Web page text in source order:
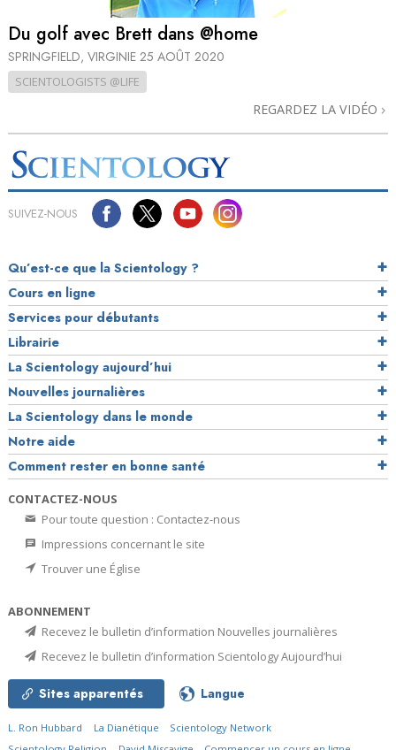
Du golf avec Brett dans @home
SPRINGFIELD, VIRGINIE 25 AOÛT 2020
SCIENTOLOGISTS @LIFE
REGARDEZ LA VIDÉO
SUIVEZ-NOUS
Qu’est-ce que la Scientology ?
Cours en ligne
Services pour débutants
Librairie
La Scientology aujourd’hui
Nouvelles journalières
La Scientology dans le monde
Notre aide
Comment rester en bonne santé
CONTACTEZ-NOUS
Pour toute question : Contactez-nous
Impressions concernant le site
Trouver une Église
ABONNEMENT
Recevez le bulletin d’information Nouvelles journalières
Recevez le bulletin d’information Scientology Aujourd’hui
Sites apparentés Langue
L. Ron Hubbard La Dianétique
Scientology Network